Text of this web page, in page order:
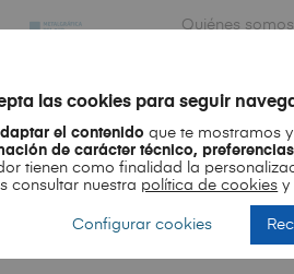
las cookies para seguir
el contenido que te mostramos
de carácter técnico,
tienen como finalidad la
consultar nuestra política de cookies y
Configurar cookies
Quiénes somos
ES
Month